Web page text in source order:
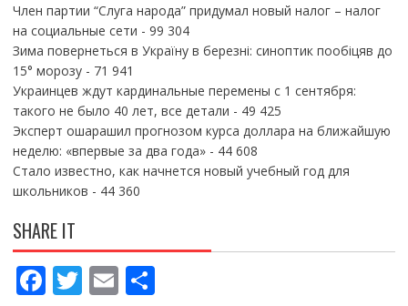
Член партии “Слуга народа” придумал новый налог – налог
на социальные сети - 99 304
Зима повернеться в Україну в березні: синоптик пообіцяв до
15° морозу- 71 941
Украинцев ждут кардинальные перемены с 1 сентября:
такого не было 40 лет, все детали - 49 425
Эксперт ошарашил прогнозом курса доллара на ближайшую
неделю: «впервые за два года»- 44 608
Стало известно, как начнется новый учебный год для
школьников - 44 360
SHARE IT
F T E П